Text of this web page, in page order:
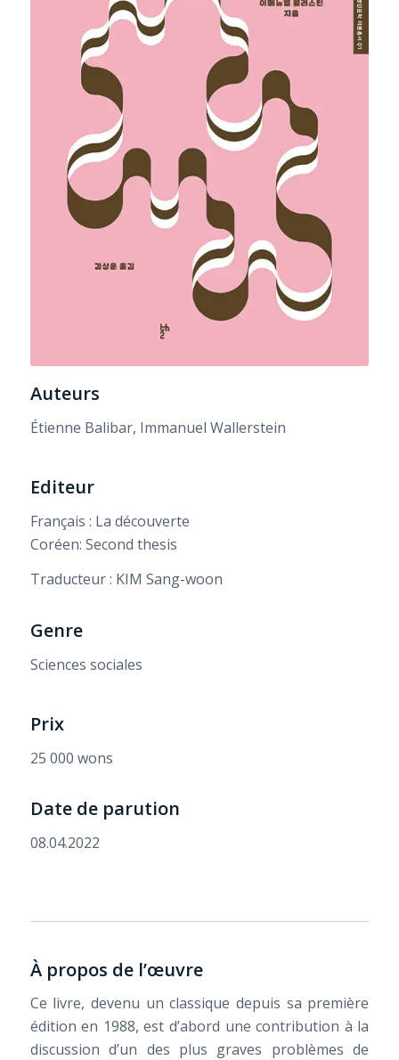
Auteurs
Étienne Balibar, Immanuel Wallerstein
Editeur
Français : La découverte
Coréen: Second thesis
Traducteur : KIM Sang-woon
Genre
Sciences sociales
Prix
25 000 wons
Date de parution
08.04.2022
À propos de l’œuvre
Ce livre, devenu un classique depuis sa première
édition en 1988, est d’abord une contribution à la
discussion d’un des plus graves problèmes de